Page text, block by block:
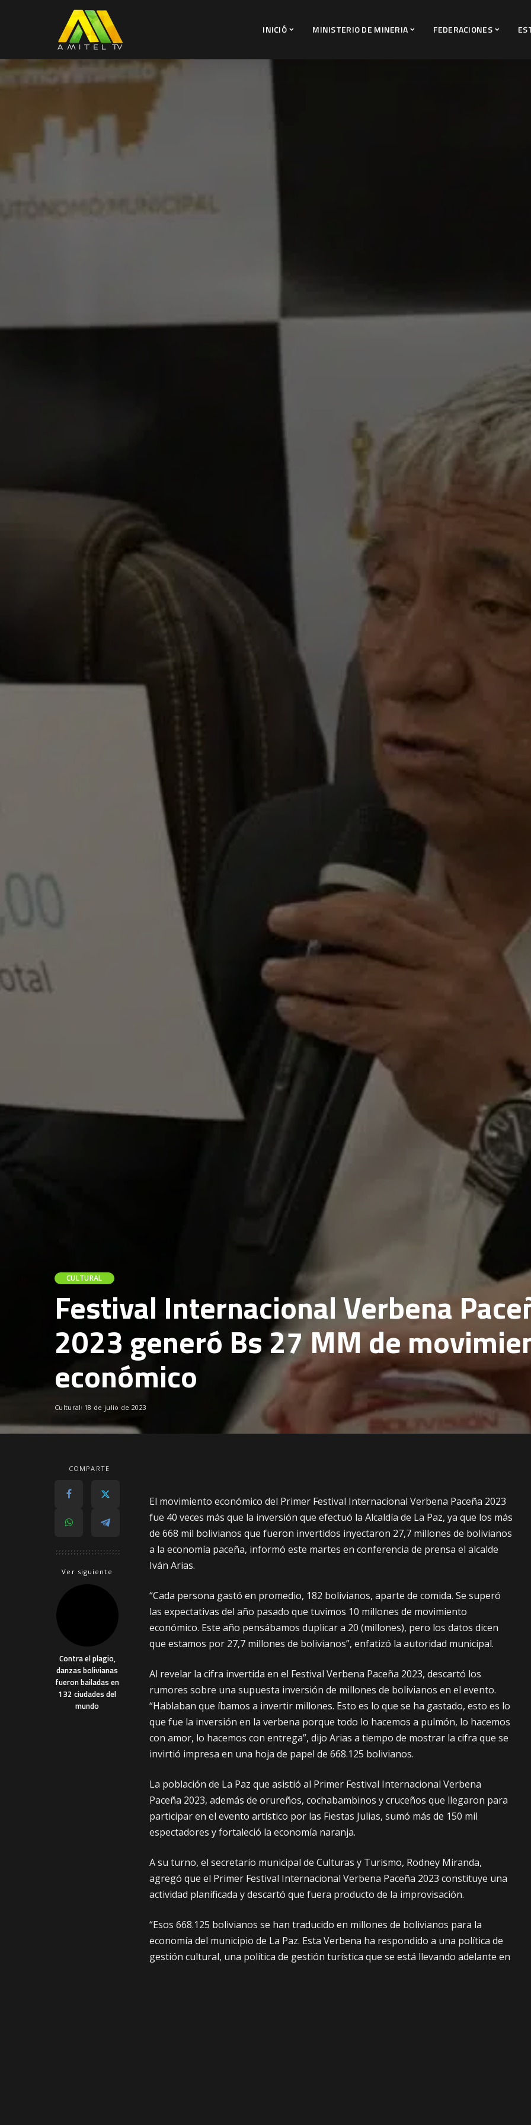
INICIÓ MINISTERIO DE MINERIA FEDERACIONES
CULTURAL
Festival Internacional Verbena
2023 generó Bs 27 MM de
económico
Cultural 18 de julio de 2023
COMPARTE
Ver siguiente
Contra el plagio,
danzas bolivianas
fueron bailadas en
132 ciudades del
mundo
El movimiento económico del Primer Festival Internacional Verbena Paceña 2023
fue 40 veces más que la inversión que efectuó la Alcaldía de La Paz, ya que los más
de 668 mil bolivianos que fueron invertidos inyectaron 27,7 millones de bolivianos
a la economía paceña, informó este martes en conferencia de prensa el alcalde
Iván Arias.
“Cada persona gastó en promedio, 182 bolivianos, aparte de comida. Se superó
las expectativas del año pasado que tuvimos 10 millones de movimiento
económico. Este año pensábamos duplicar a 20 (millones), pero los datos dicen
que estamos por 27,7 millones de bolivianos”, enfatizó la autoridad municipal.
Al revelar la cifra invertida en el Festival Verbena Paceña 2023, descartó los
rumores sobre una supuesta inversión de millones de bolivianos en el evento.
“Hablaban que íbamos a invertir millones. Esto es lo que se ha gastado, esto es lo
que fue la inversión en la verbena porque todo lo hacemos a pulmón, lo hacemos
con amor, lo hacemos con entrega”, dijo Arias a tiempo de mostrar la cifra que se
invirtió impresa en una hoja de papel de 668.125 bolivianos.
La población de La Paz que asistió al Primer Festival Internacional Verbena
Paceña 2023, además de orureños, cochabambinos y cruceños que llegaron para
participar en el evento artístico por las Fiestas Julias, sumó más de 150 mil
espectadores y fortaleció la economía naranja.
A su turno, el secretario municipal de Culturas y Turismo, Rodney Miranda,
agregó que el Primer Festival Internacional Verbena Paceña 2023 constituye una
actividad planificada y descartó que fuera producto de la improvisación.
“Esos 668.125 bolivianos se han traducido en millones de bolivianos para la
economía del municipio de La Paz. Esta Verbena ha respondido a una política de
gestión cultural, una política de gestión turística que se está llevando adelante en